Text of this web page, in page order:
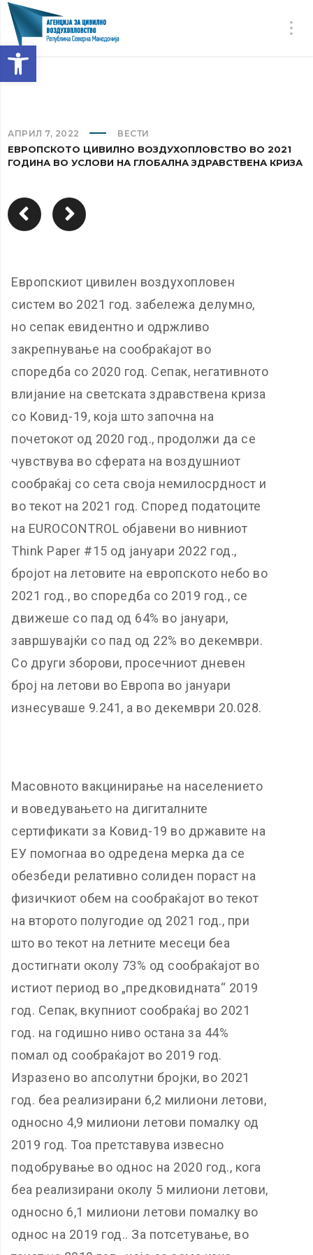
Open toolbar
АПРИЛ 7, 2022 ВЕСТИ
ЕВРОПСКОТО ЦИВИЛНО ВОЗДУХОПЛОВСТВО ВО 2021
ГОДИНА ВО УСЛОВИ НА ГЛОБАЛНА ЗДРАВСТВЕНА КРИЗА
Европскиот цивилен воздухопловен
систем во 2021 год. забележа делумно,
но сепак евидентно и одржливо
закрепнување на сообраќајот во
споредба со 2020 год. Сепак, негативното
влијание на светската здравствена криза
со Ковид-19, која што започна на
почетокот од 2020 год., продолжи да се
чувствува во сферата на воздушниот
сообраќај со сета своја немилосрдност и
во текот на 2021 год. Според податоците
на EUROCONTROL објавени во нивниот
Think Paper #15 од јануари 2022 год.,
бројот на летовите на европското небо во
2021 год., во споредба со 2019 год., се
движеше со пад од 64% во јануари,
завршувајќи со пад од 22% во декември.
Со други зборови, просечниот дневен
број на летови во Европа во јануари
изнесуваше 9.241, а во декември 20.028.
Масовното вакцинирање на населението
и воведувањето на дигиталните
сертификати за Ковид-19 во државите на
ЕУ помогнаа во одредена мерка да се
обезбеди релативно солиден пораст на
физичкиот обем на сообраќајот во текот
на второто полугодие од 2021 год., при
што во текот на летните месеци беа
достигнати околу 73% од сообраќајот во
истиот период во „предковидната“ 2019
год. Сепак, вкупниот сообраќај во 2021
год. на годишно ниво остана за 44%
помал од сообраќајот во 2019 год.
Изразено во апсолутни бројки, во 2021
год. беа реализирани 6,2 милиони летови,
односно 4,9 милиони летови помалку од
2019 год. Тоа претставува извесно
подобрување во однос на 2020 год., кога
беа реализирани околу 5 милиони летови,
односно 6,1 милиони летови помалку во
однос на 2019 год.. За потсетување, во